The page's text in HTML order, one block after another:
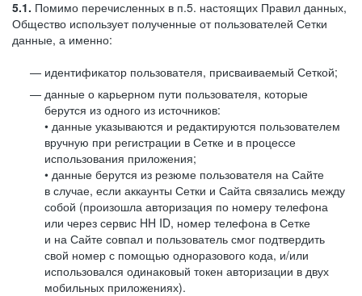
5.1. Помимо перечисленных в п.5. настоящих Правил данных,
Общество использует полученные от пользователей Сетки
данные, а именно:
идентификатор пользователя, присваиваемый Сеткой;
данные о карьерном пути пользователя, которые
берутся из одного из источников:
• данные указываются и редактируются пользователем
вручную при регистрации в Сетке и в процессе
использования приложения;
• данные берутся из резюме пользователя на Сайте
в случае, если аккаунты Сетки и Сайта связались между
собой (произошла авторизация по номеру телефона
или через сервис HH ID, номер телефона в Сетке
и на Сайте совпал и пользователь смог подтвердить
свой номер с помощью одноразового кода, и/или
использовался одинаковый токен авторизации в двух
мобильных приложениях).